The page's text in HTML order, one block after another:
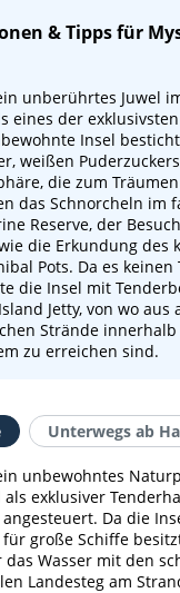
& Tipps für
unberührtes Juwel
eines der
Insel
weißen
die zum
das Schnorcheln im
Reserve, der
die Erkundung des
Pots. Da es
die Insel mit
Jetty, von wo aus
Strände
zu erreichen sind.
Unterwegs ab
unbewohntes
exklusiver
Da die
große Schiffe
Wasser mit den
Landesteg am